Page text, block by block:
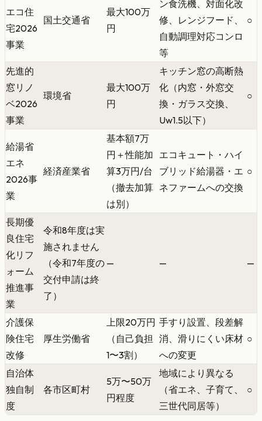
エコ住
宅2026
事業
国土交通省
最大100万
円
ン食洗機、対面化改
修、レンジフード、
自動調理対応コンロ
等
○
先進的
窓リノ
ベ2026
事業
環境省
最大100万
円
キッチン窓の高断熱
化（内窓・外窓交
換・ガラス交換、
Uw1.5以下）
○
給湯省
エネ
2026事
業
経済産業省
基本額7万
円＋性能加
算3万円/台
（撤去加算
は別）
エコキュート・ハイ
ブリッド給湯器・エ
ネファームへの交換
○
長期優
良住宅
化リフ
ォーム
推進事
業
令和8年度は実
施されません
（令和7年度の
交付申請は終
了）
— — —
介護保
険住宅
改修
厚生労働省
上限20万円
（自己負担
1〜3割）
手すり設置、段差解
消、滑りにくい床材
への変更
○
自治体
独自制
度
各市区町村
5万〜50万
円程度
地域により異なる
（省エネ、子育て、
三世代同居等）
○